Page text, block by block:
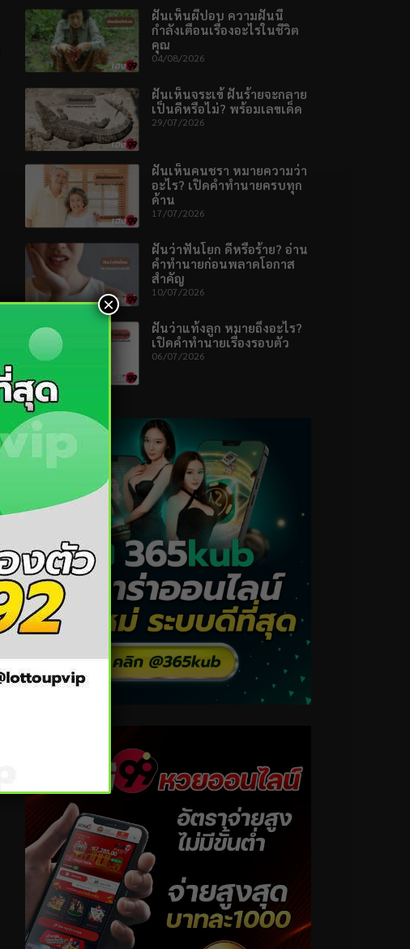
ฝันเห็นผีปอบ ความฝันนี้
กำลังเตือนเรื่องอะไรในชีวิต
คุณ
04/08/2026
ฝันเห็นจระเข้ ฝันร้ายจะกลาย
เป็นดีหรือไม่? พร้อมเลขเด็ด
29/07/2026
ฝันเห็นคนชรา หมายความว่า
อะไร? เปิดคำทำนายครบทุก
ด้าน
17/07/2026
ฝันว่าฟันโยก ดีหรือร้าย? อ่าน
คำทำนายก่อนพลาดโอกาส
สำคัญ
10/07/2026
ฝันว่าแท้งลูก หมายถึงอะไร?
เปิดคำทำนายเรื่องรอบตัว
06/07/2026
×